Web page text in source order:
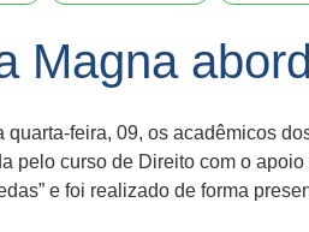
Magna
quarta-feira, 09, os acadêmicos
pelo curso de Direito com o
e foi realizado de forma